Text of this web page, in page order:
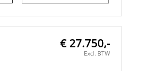
€ 27.750,-
Excl. BTW